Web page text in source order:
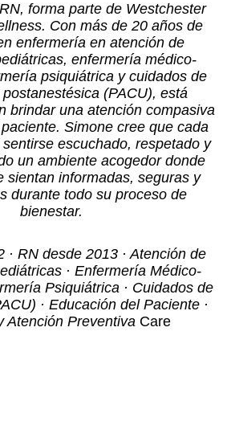
forma parte de Westchester
Con más de 20 años de
enfermería en atención de
enfermería médico-
psiquiátrica y cuidados de
(PACU), está
brindar una atención compasiva
Simone cree que cada
escuchado, respetado y
un ambiente acogedor donde
sientan informadas, seguras y
durante todo su proceso de
bienestar.
· RN desde 2013 · Atención de
· Enfermería Médico-
Psiquiátrica · Cuidados de
· Educación del Paciente ·
Atención Preventiva Care